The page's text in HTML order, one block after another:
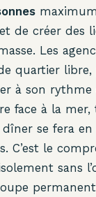
de créer des
Les
quartier
à son rythme
face à la mer,
se fera
C’est le
sans